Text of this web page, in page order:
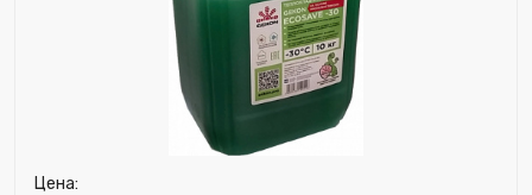
Цена: